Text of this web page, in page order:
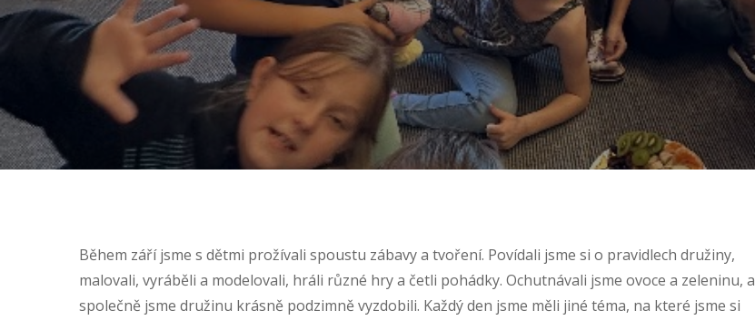
Během září jsme s dětmi prožívali spoustu zábavy a tvoření. Povídali jsme si o pravidlech družiny,
malovali, vyráběli a modelovali, hráli různé hry a četli pohádky. Ochutnávali jsme ovoce a zeleninu, a
společně jsme družinu krásně podzimně vyzdobili. Každý den jsme měli jiné téma, na které jsme si